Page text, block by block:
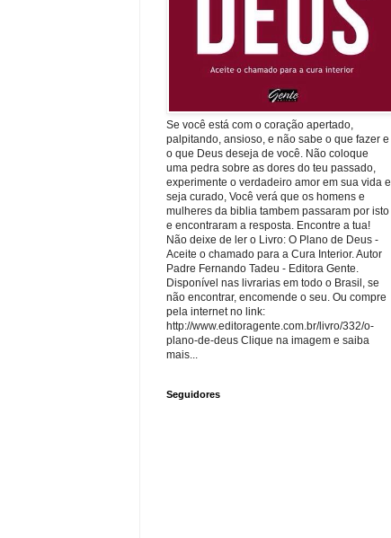
Se você está com o coração apertado,
palpitando, ansioso, e não sabe o que fazer e
o que Deus deseja de você. Não coloque
uma pedra sobre as dores do teu passado,
experimente o verdadeiro amor em sua vida e
seja curado, Você verá que os homens e
mulheres da biblia tambem passaram por isto
e encontraram a resposta. Encontre a tua!
Não deixe de ler o Livro: O Plano de Deus -
Aceite o chamado para a Cura Interior. Autor
Padre Fernando Tadeu - Editora Gente.
Disponível nas livrarias em todo o Brasil, se
não encontrar, encomende o seu. Ou compre
pela internet no link:
http://www.editoragente.com.br/livro/332/o-
plano-de-deus Clique na imagem e saiba
mais...
Seguidores